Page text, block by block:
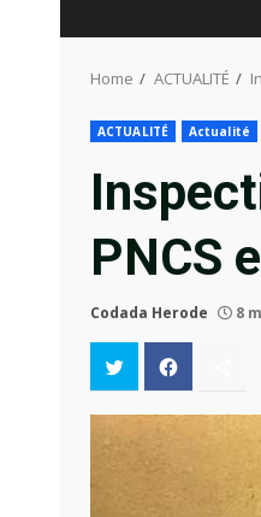
Home ACTUALITÉ
ACTUALITÉ Actualité
PNCS
Codada Herode 8